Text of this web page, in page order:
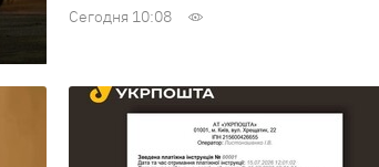
Сегодня 10:08